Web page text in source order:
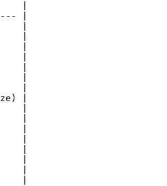
|
|
|
|
|
|
|
|
|
|
|
|
|
|
|
|
|
|